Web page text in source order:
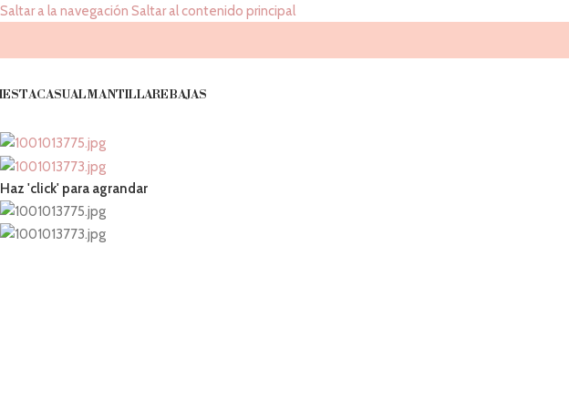
Saltar a la navegación Saltar al contenido principal
CASUALMANTILLAREBAJAS
Haz 'click' para agrandar